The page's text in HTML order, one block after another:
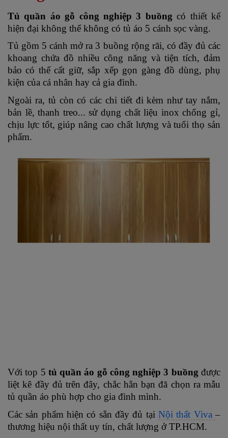
Tủ quần áo gỗ công nghiệp 3 buồng có thiết kế
hiện đại không thể không có tủ áo 5 cánh sọc vàng.
Tủ gồm 5 cánh mở ra 3 buồng rộng rãi, có đầy đủ các
khoang chứa đồ nhiều công năng và tiện tích, đảm
bảo có thể cất giữ, sắp xếp gọn gàng đồ dùng, phụ
kiện của cá nhân hay cả gia đình.
Ngoài ra, tủ còn có các chi tiết đi kèm như tay nắm,
bản lề, thanh treo... sử dụng chất liệu inox chống gỉ,
chịu lực tốt, giúp nâng cao chất lượng và tuổi thọ sản
phẩm.
Với top 5 tủ quần áo gỗ công nghiệp 3 buồng được
liệt kê đầy đủ trên đây, chắc hẳn bạn đã chọn ra mẫu
tủ quần áo phù hợp cho gia đình mình.
Các sản phẩm hiện có sẵn đầy đủ tại Nội thất Viva –
thương hiệu nội thất uy tín, chất lượng ở TP.HCM.